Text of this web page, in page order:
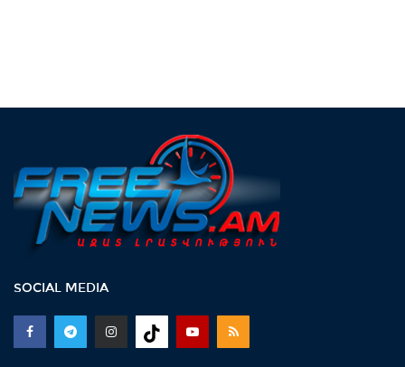
SOCIAL MEDIA